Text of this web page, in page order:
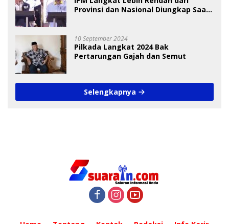
Provinsi dan Nasional Diungkap Saat
10 September 2024
Pilkada Langkat 2024 Bak
Pertarungan Gajah dan Semut
Selengkapnya